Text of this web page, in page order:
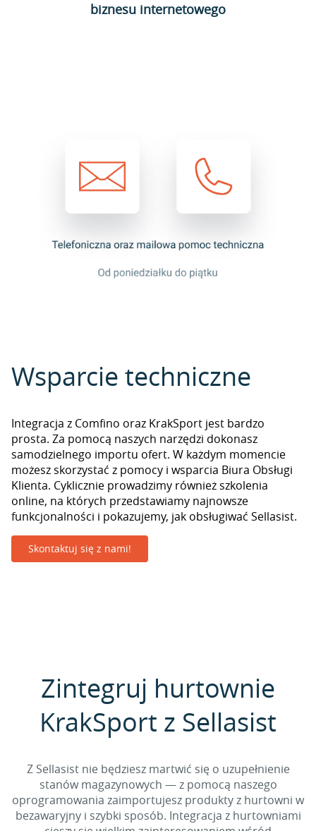
biznesu internetowego
Wsparcie techniczne
Integracja z Comfino oraz KrakSport jest bardzo
prosta. Za pomocą naszych narzędzi dokonasz
samodzielnego importu ofert. W każdym momencie
możesz skorzystać z pomocy i wsparcia Biura Obsługi
Klienta. Cyklicznie prowadzimy również szkolenia
online, na których przedstawiamy najnowsze
funkcjonalności i pokazujemy, jak obsługiwać Sellasist.
Skontaktuj się z nami!
Zintegruj hurtownie
KrakSport z Sellasist
Z Sellasist nie będziesz martwić się o uzupełnienie
stanów magazynowych — z pomocą naszego
oprogramowania zaimportujesz produkty z hurtowni w
bezawaryjny i szybki sposób. Integracja z hurtowniami